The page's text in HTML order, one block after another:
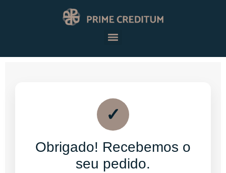
✓
Obrigado! Recebemos o
seu pedido.